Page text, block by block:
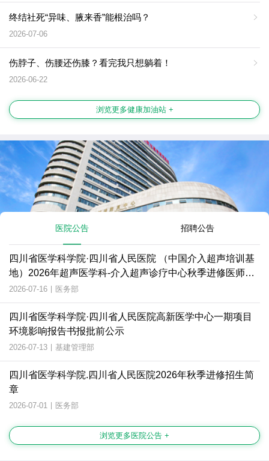
终结社死“异味、腋来香”能根治吗？
2026-07-06
伤脖子、伤腰还伤膝？看完我只想躺着！
2026-06-22
浏览更多健康加油站 +
医院公告 招聘公告
四川省医学科学院·四川省人民医院 （中国介入超声培训基
地）2026年超声医学科-介入超声诊疗中心秋季进修医师招
生简章
2026-07-16 | 医务部
四川省医学科学院·四川省人民医院高新医学中心一期项目
环境影响报告书报批前公示
2026-07-13 | 基建管理部
四川省医学科学院.四川省人民医院2026年秋季进修招生简
章
2026-07-01 | 医务部
浏览更多医院公告 +